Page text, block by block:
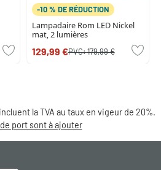
-10 % DE RÉDUCTION
Lampadaire Rom LED Nickel
mat, 2 lumières
129,99 €PVC:179,99 €
la TVA au taux en vigeur de 20%.
port sont à ajouter